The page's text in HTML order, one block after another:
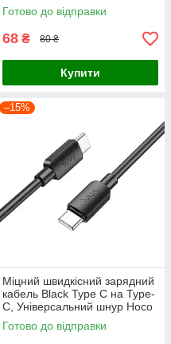
Готово до відправки
68 ₴ 80 ₴
Купити
–15%
Міцний швидкісний зарядний
кабель Black Type C на Type-
C, Універсальний шнур Hoco
0.25m для передачі даних
60W
Готово до відправки